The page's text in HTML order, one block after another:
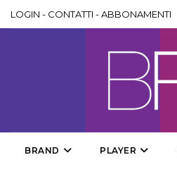
LOGIN - CONTATTI -ABBONAMENTI
BRAND PLAYER